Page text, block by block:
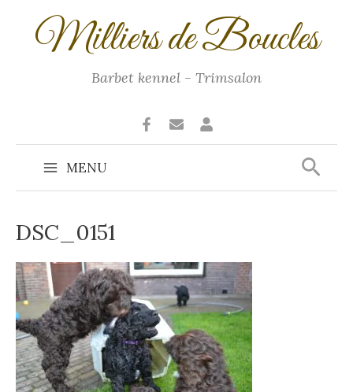
Milliers de Boucles
Barbet kennel - Trimsalon
Main
Menu
MENU
DSC_0151